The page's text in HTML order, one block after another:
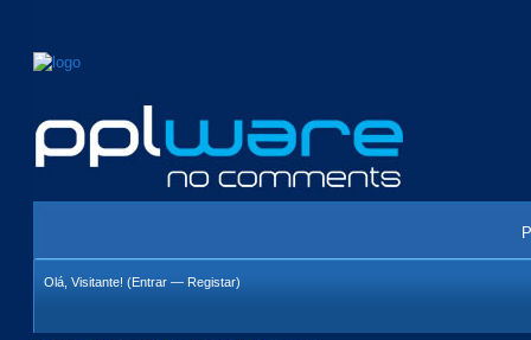
Olá, Visitante! (Entrar — Registar)